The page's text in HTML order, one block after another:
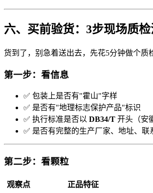
六、买前验货：3步现场质检
货到了，别急着送出去，先花5分钟做个质
第一步：看信息
✅ 包装上是否有"霍山"字样
✅ 是否有"地理标志保护产品"标识
✅ 执行标准是否以 DB34/T 开头（安
✅ 是否有完整的生产厂家、地址、联
第二步：看颗粒
观察点 正品特征